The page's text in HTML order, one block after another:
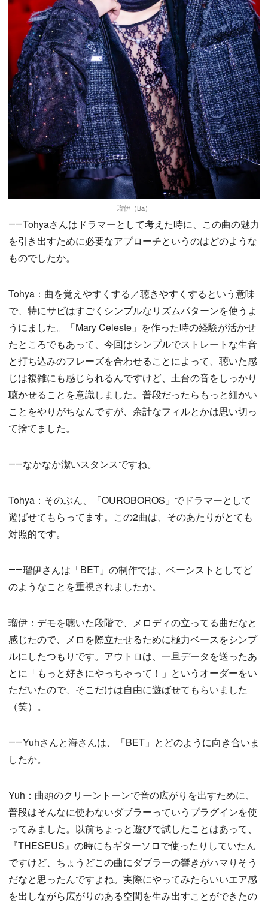
瑠伊（Ba）
――Tohyaさんはドラマーとして考えた時に、この曲の魅力
を引き出すために必要なアプローチというのはどのような
ものでしたか。
Tohya：曲を覚えやすくする／聴きやすくするという意味
で、特にサビはすごくシンプルなリズムパターンを使うよ
うにました。「Mary Celeste」を作った時の経験が活かせ
たところでもあって、今回はシンプルでストレートな生音
と打ち込みのフレーズを合わせることによって、聴いた感
じは複雑にも感じられるんですけど、土台の音をしっかり
聴かせることを意識しました。普段だったらもっと細かい
ことをやりがちなんですが、余計なフィルとかは思い切っ
て捨てました。
――なかなか潔いスタンスですね。
Tohya：そのぶん、「OUROBOROS」でドラマーとして
遊ばせてもらってます。この2曲は、そのあたりがとても
対照的です。
――瑠伊さんは「BET」の制作では、ベーシストとしてど
のようなことを重視されましたか。
瑠伊：デモを聴いた段階で、メロディの立ってる曲だなと
感じたので、メロを際立たせるために極力ベースをシンプ
ルにしたつもりです。アウトロは、一旦データを送ったあ
とに「もっと好きにやっちゃって！」というオーダーをい
ただいたので、そこだけは自由に遊ばせてもらいました
（笑）。
――Yuhさんと海さんは、「BET」とどのように向き合いま
したか。
Yuh：曲頭のクリーントーンで音の広がりを出すために、
普段はそんなに使わないダブラーっていうプラグインを使
ってみました。以前ちょっと遊びで試したことはあって、
『THESEUS』の時にもギターソロで使ったりしていたん
ですけど、ちょうどこの曲にダブラーの響きがハマりそう
だなと思ったんですよね。実際にやってみたらいいエア感
を出しながら広がりのある空間を生み出すことができたの